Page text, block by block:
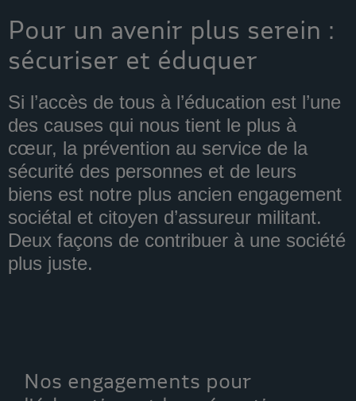
Pour un avenir plus serein :
sécuriser et éduquer
Si l’accès de tous à l’éducation est l’une
des causes qui nous tient le plus à
cœur, la prévention au service de la
sécurité des personnes et de leurs
biens est notre plus ancien engagement
sociétal et citoyen d’assureur militant.
Deux façons de contribuer à une société
plus juste.
Nos engagements pour